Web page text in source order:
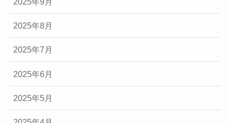
2025年8月
2025年7月
2025年6月
2025年5月